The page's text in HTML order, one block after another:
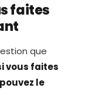
faites
que
vous faites
le